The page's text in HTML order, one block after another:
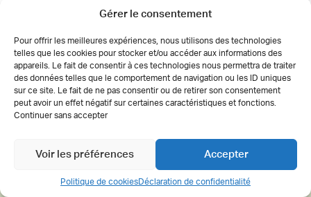
Gérer le consentement
Pour offrir les meilleures expériences, nous utilisons des technologies
telles que les cookies pour stocker et/ou accéder aux informations des
appareils. Le fait de consentir à ces technologies nous permettra de traiter
des données telles que le comportement de navigation ou les ID uniques
sur ce site. Le fait de ne pas consentir ou de retirer son consentement
peut avoir un effet négatif sur certaines caractéristiques et fonctions.
Continuer sans accepter
Accepter
Voir les préférences
Politique de cookiesDéclaration de confidentialité
Si vous souhaitez partager votre expérience
satisfaction
WeDoxa, nous vous remercions
de bien vouloir contacter directement l’accueil
de notre établissement.
expérience particulière
remontervos suggestions